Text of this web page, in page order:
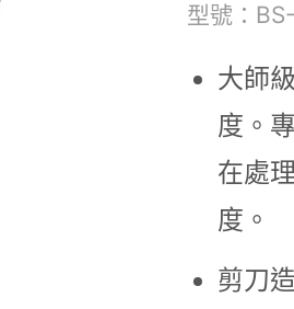
型號：
大師
度。
在處
度。
剪刀